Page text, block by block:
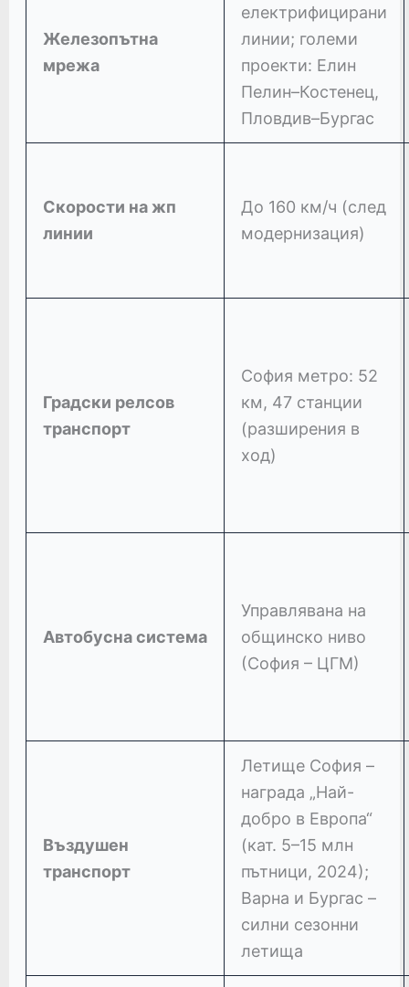
Железопътна
мрежа
електрифицирани
линии; големи
проекти: Елин
Пелин–Костенец,
Пловдив–Бургас
Скорости на жп
линии
До 160 км/ч (след
модернизация)
Градски релсов
транспорт
София метро: 52
км, 47 станции
(разширения в
ход)
Автобусна система
Управлявана на
общинско ниво
(София – ЦГМ)
Въздушен
транспорт
Летище София –
награда „Най-
добро в Европа“
(кат. 5–15 млн
пътници, 2024);
Варна и Бургас –
силни сезонни
летища